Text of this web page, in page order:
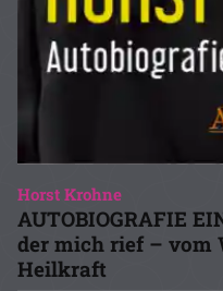
Horst Krohne
AUTOBIOGRAFIE
der mich rief – vom
Heilkraft